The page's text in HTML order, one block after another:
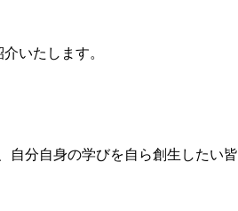
いたします。
自分自身の学びを自ら創生したい皆